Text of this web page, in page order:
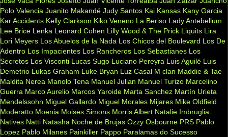
Polo Valencia Juanito Makandé Judy Santos Kai Kansas Kany Garcia
Kar Accidents Kelly Clarkson Kiko Veneno La Beriso Lady Antebellum
Lee Brice Lenka Leonard Cohen Lilly Wood & The Prick Liquits Lira
Lori Meyers Los Abuelos de la Nada Los Chicos del Boulevard Los De
Adentro Los Impacientes Los Rancheros Los Sebastianes Los
Secretos Los Visconti Lucas Sugo Luciano Pereyra Luis Aguilé Luis
Demetrio Lukas Graham Luke Bryan Luz Casal M clan Maddie & Tae
Maldita Nerea Manolo Tena Manuel Julian Manuel Turizo Marcelino
Guerra Marco Aurelio Marcos Yaroide Marta Sanchez Martín Urieta
Mendelssohn Miguel Gallardo Miguel Morales Mijares Mike Oldfield
Moderatto Moenia Moises Simons Morris Albert Natalie Imbruglia
Natives Natti Natasha Noche de Brujas Ozzy Osbourne PRS Pablo
Lopez Pablo Milanes Painkiller Pappo Paralamas do Sucesso